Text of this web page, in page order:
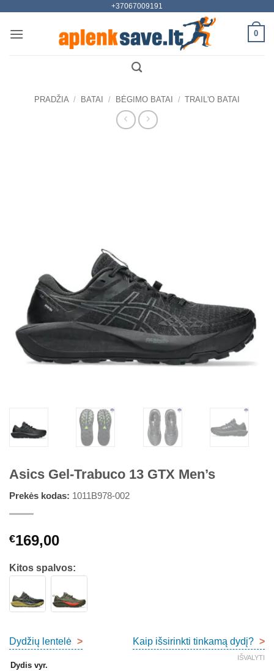
content
+37067009191
0
PRADŽIA / BATAI / BĖGIMO BATAI / TRAIL'O BATAI
Asics Gel-Trabuco 13 GTX Men’s
Prekės kodas: 1011B978-002
€169,00
Kitos spalvos:
Dydžių lentelė > Kaip išsirinkti tinkamą dydį? >
Dydis vyr.
IŠVALYTI